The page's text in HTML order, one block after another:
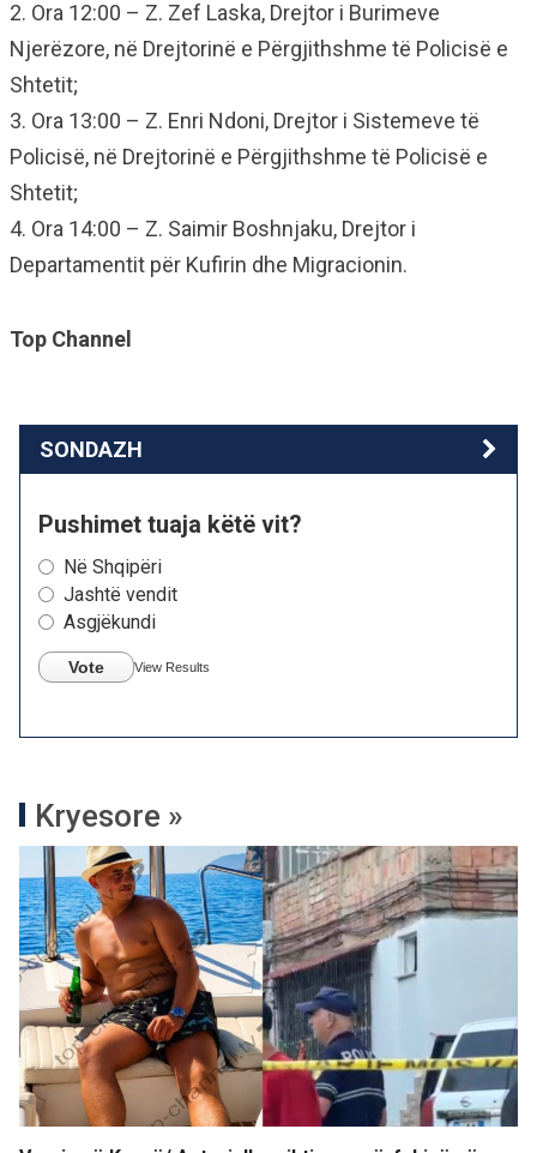
2. Ora 12:00 – Z. Zef Laska, Drejtor i Burimeve
Njerëzore, në Drejtorinë e Përgjithshme të Policisë e
Shtetit;
3. Ora 13:00 – Z. Enri Ndoni, Drejtor i Sistemeve të
Policisë, në Drejtorinë e Përgjithshme të Policisë e
Shtetit;
4. Ora 14:00 – Z. Saimir Boshnjaku, Drejtor i
Departamentit për Kufirin dhe Migracionin.
Top Channel
SONDAZH
Pushimet tuaja këtë vit?
Në Shqipëri
Jashtë vendit
Asgjëkundi
Vote View Results
Kryesore »